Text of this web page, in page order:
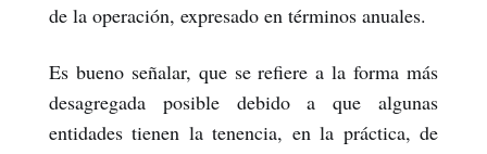
de la operación, expresado en términos anuales.
Es bueno señalar, que se refiere a la forma más
desagregada posible debido a que algunas
entidades tienen la tenencia, en la práctica, de